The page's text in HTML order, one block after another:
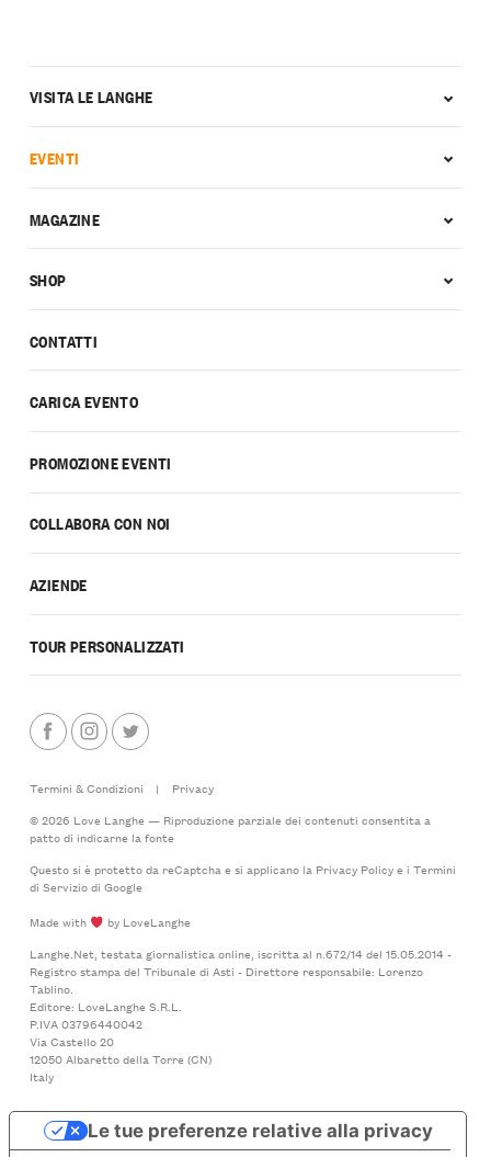
CONTATTI
CARICA EVENTO
PROMOZIONE EVENTI
COLLABORA CON NOI
AZIENDE
TOUR PERSONALIZZATI
VISITA LE LANGHE
EVENTI
MAGAZINE
SHOP
Termini & Condizioni |
Privacy
© 2026 Love Langhe — Riproduzione parziale dei contenuti consentita a
patto di indicarne la fonte
Questo si è protetto da reCaptcha e si applicano la Privacy Policye i Termini
di Serviziodi Google
Made with
by LoveLanghe
Langhe.Net, testata giornalistica online, iscritta al n.672/14 del 15.05.2014 -
Registro stampa del Tribunale di Asti - Direttore responsabile: Lorenzo
Tablino.
Editore: LoveLanghe S.R.L.
P.IVA 03796440042
Via Castello 20
12050 Albaretto della Torre (CN)
Italy
Le tue preferenze relative alla privacy